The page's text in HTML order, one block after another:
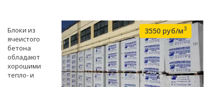
3550 руб/м3
Блоки из
ячеистого
бетона
обладают
хорошими
тепло- и